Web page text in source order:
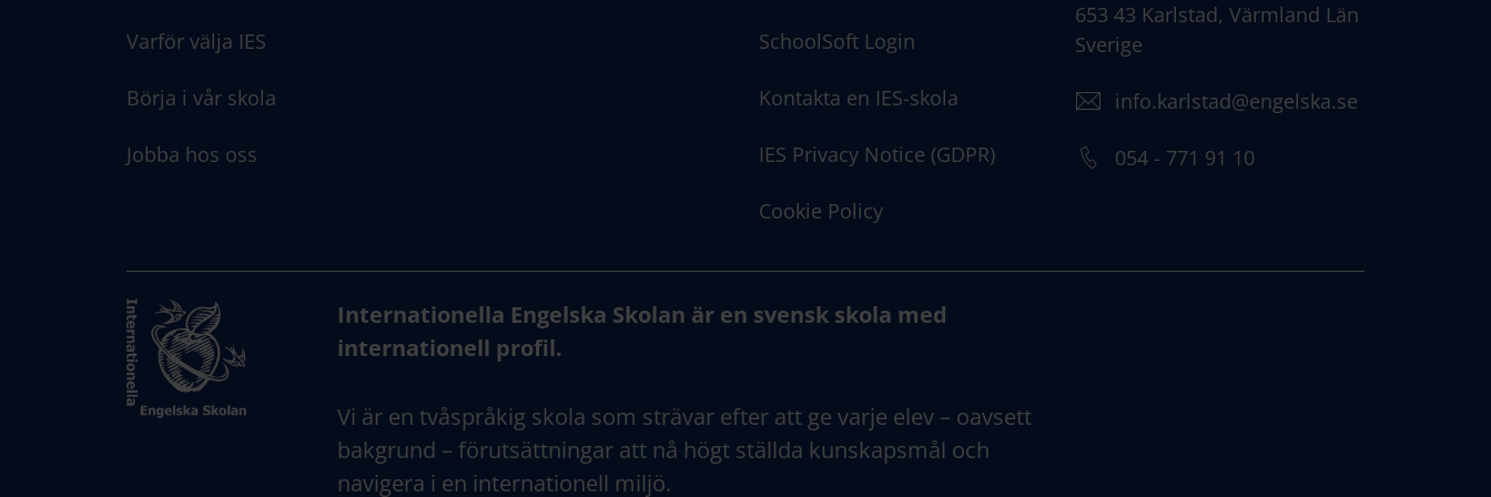
Varför välja IES
Börja i vår skola
Jobba hos oss
SchoolSoft Login
Kontakta en IES-skola
IES Privacy Notice (GDPR)
Cookie Policy
653 43 Karlstad, Värmland Län
Sverige
info.karlstad@engelska.se
054 - 771 91 10
Internationella Engelska Skolan är en svensk skola med
internationell profil.
Vi är en tvåspråkig skola som strävar efter att ge varje elev – oavsett
bakgrund – förutsättningar att nå högt ställda kunskapsmål och
navigera i en internationell miljö.